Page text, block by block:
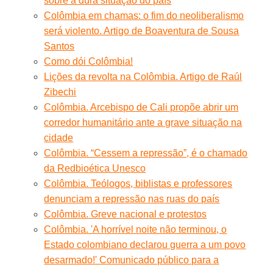
Colômbia em chamas: o fim do neoliberalismo
será violento. Artigo de Boaventura de Sousa
Santos
Como dói Colômbia!
Lições da revolta na Colômbia. Artigo de Raúl
Zibechi
Colômbia. Arcebispo de Cali propõe abrir um
corredor humanitário ante a grave situação na
cidade
Colômbia. “Cessem a repressão”, é o chamado
da Redbioética Unesco
Colômbia. Teólogos, biblistas e professores
denunciam a repressão nas ruas do país
Colômbia. Greve nacional e protestos
Colômbia. 'A horrível noite não terminou, o
Estado colombiano declarou guerra a um povo
desarmado!' Comunicado público para a